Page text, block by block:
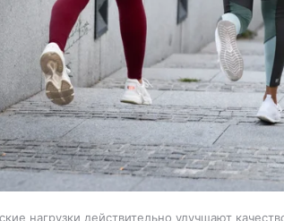
нагрузки действительно улучшают